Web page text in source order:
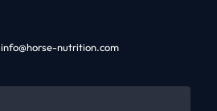
info@horse-nutrition.com